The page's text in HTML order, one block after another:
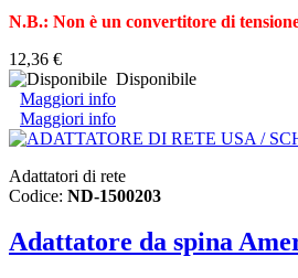
N.B.: Non è un convertitore di
12,36 €
Disponibile
Maggiori info
Maggiori info
Adattatori di rete
Codice: ND-1500203
Adattatore da spina